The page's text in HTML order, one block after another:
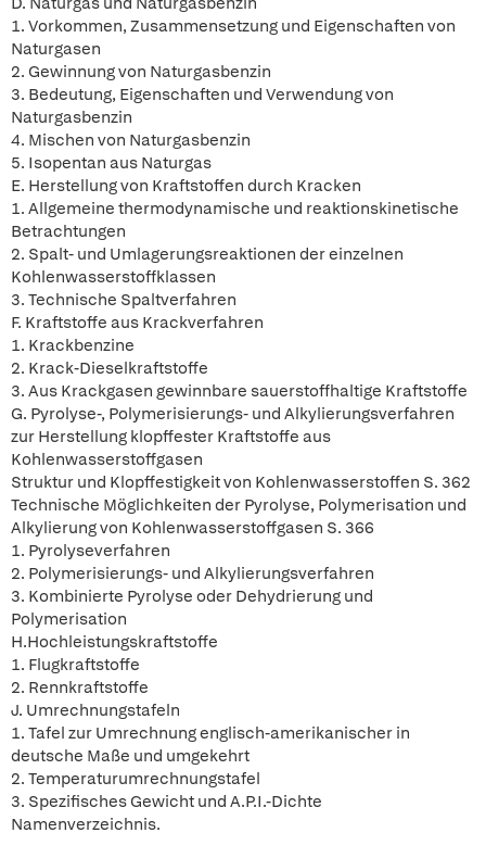
1. Vorkommen, Zusammensetzung und Eigenschaften von
Naturgasen
2. Gewinnung von Naturgasbenzin
3. Bedeutung, Eigenschaften und Verwendung von
Naturgasbenzin
4. Mischen von Naturgasbenzin
5. Isopentan aus Naturgas
E. Herstellung von Kraftstoffen durch Kracken
1. Allgemeine thermodynamische und reaktionskinetische
Betrachtungen
2. Spalt- und Umlagerungsreaktionen der einzelnen
Kohlenwasserstoffklassen
3. Technische Spaltverfahren
F. Kraftstoffe aus Krackverfahren
1. Krackbenzine
2. Krack-Dieselkraftstoffe
3. Aus Krackgasen gewinnbare sauerstoffhaltige Kraftstoffe
G. Pyrolyse-, Polymerisierungs- und Alkylierungsverfahren
zur Herstellung klopffester Kraftstoffe aus
Kohlenwasserstoffgasen
Struktur und Klopffestigkeit von Kohlenwasserstoffen S. 362
Technische Möglichkeiten der Pyrolyse, Polymerisation und
Alkylierung von Kohlenwasserstoffgasen S. 366
1. Pyrolyseverfahren
2. Polymerisierungs- und Alkylierungsverfahren
3. Kombinierte Pyrolyse oder Dehydrierung und
Polymerisation
H.Hochleistungskraftstoffe
1. Flugkraftstoffe
2. Rennkraftstoffe
J. Umrechnungstafeln
1. Tafel zur Umrechnung englisch-amerikanischer in
deutsche Maße und umgekehrt
2. Temperaturumrechnungstafel
3. Spezifisches Gewicht und A.P.I.-Dichte
Namenverzeichnis.